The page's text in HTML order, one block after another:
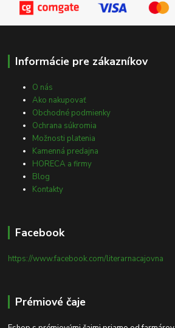
Informácie pre zákazníkov
O nás
Ako nakupovať
Obchodné podmienky
Ochrana súkromia
Možnosti platenia
Kamenná predajna
HORECA a firmy
Blog
Kontakty
Facebook
https://www.facebook.com/literarnacajovna
Prémiové čaje